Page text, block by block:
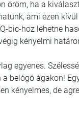
öröm, ha a
ami ezen
bic-hoz lehetne
kényelmi
egyenes.
a belógó ágakon!
kényelmes, de